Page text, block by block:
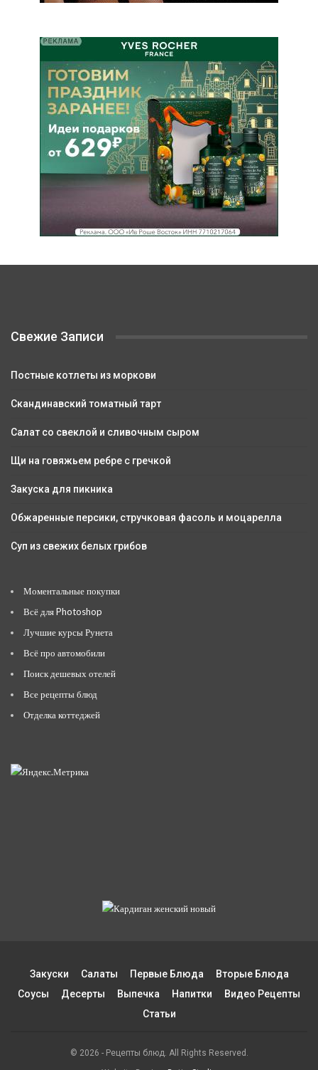
Свежие Записи
Постные котлеты из моркови
Скандинавский томатный тарт
Салат со свеклой и сливочным сыром
Щи на говяжьем ребре с гречкой
Закуска для пикника
Обжаренные персики, стручковая фасоль и моцарелла
Суп из свежих белых грибов
Моментальные покупки
Всё для Photoshop
Лучшие курсы Рунета
Всё про автомобили
Поиск дешевых отелей
Все рецепты блюд
Отделка коттеджей
Закуски Салаты Первые Блюда
Вторые Блюда
Соусы
Десерты Выпечка Напитки
Видео Рецепты
Статьи
© 2026 - Рецепты блюд. All Rights Reserved.